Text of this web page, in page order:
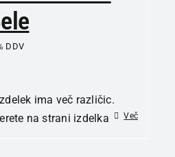
DDV
ima več različic.
na strani izdelka
Več